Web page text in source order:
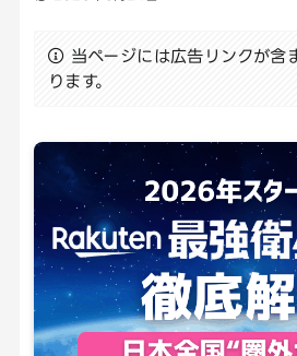
当ページには広告リンクが含
ります。